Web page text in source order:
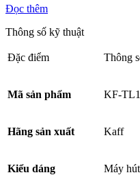
Đọc thêm
Thông số kỹ thuật
Đặc điểm Thông
Mã sản phẩm KF-
Hãng sản xuất Kaff
Kiểu dáng Máy